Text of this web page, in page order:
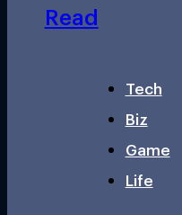
Read
Tech
Biz
Game
Life